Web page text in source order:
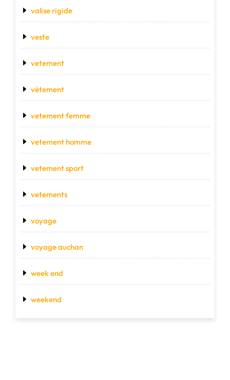
valise rigide
veste
vetement
vétement
vetement femme
vetement homme
vetement sport
vetements
voyage
voyage auchan
week end
weekend